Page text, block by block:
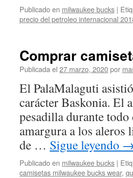
Publicado en milwaukee bucks |
precio del petroleo internacional
Comprar
Publicada el 27 marzo, 2020por
El PalaMalaguti
carácter Baskonia. El
pesadilla durante
amargura a los aleros
de … Sigue leyendo
Publicado en milwaukee bucks |
camisetas milwaukee bucks wear,